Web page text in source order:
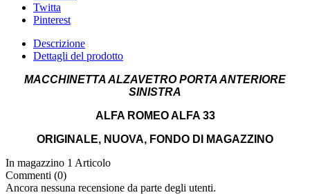
Twitta
Pinterest
Descrizione
Dettagli del prodotto
MACCHINETTA ALZAVETRO PORTA ANTERIORE
SINISTRA
ALFA ROMEO ALFA 33
ORIGINALE, NUOVA, FONDO DI MAGAZZINO
In magazzino 1 Articolo
Commenti (0)
Ancora nessuna recensione da parte degli utenti.